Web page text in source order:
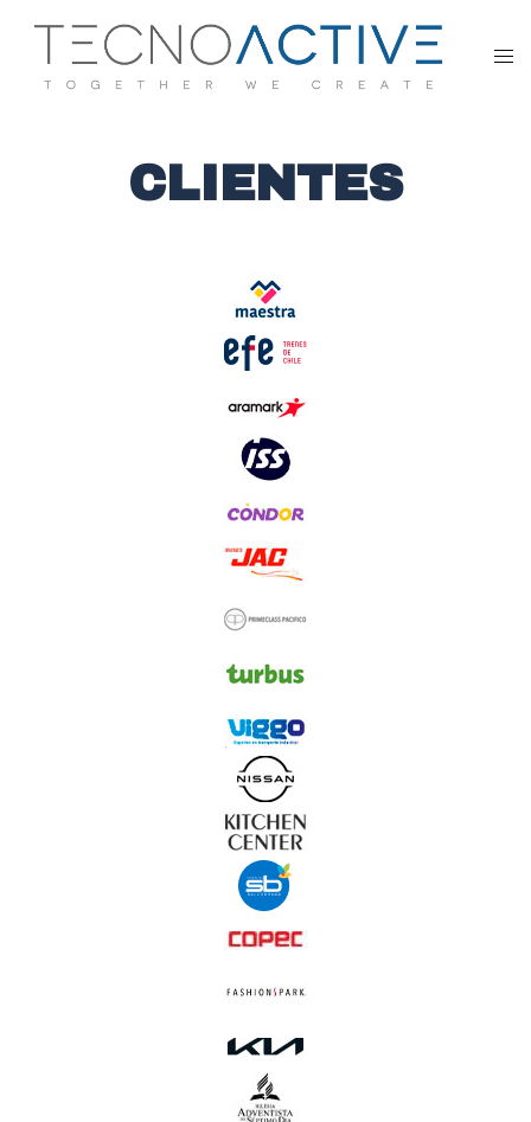
CLIENTES